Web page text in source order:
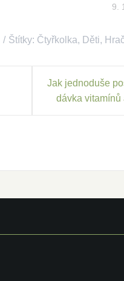
9.
Štítky: Čtyřkolka, Děti,
Jak jednoduše
dávka vitamínů